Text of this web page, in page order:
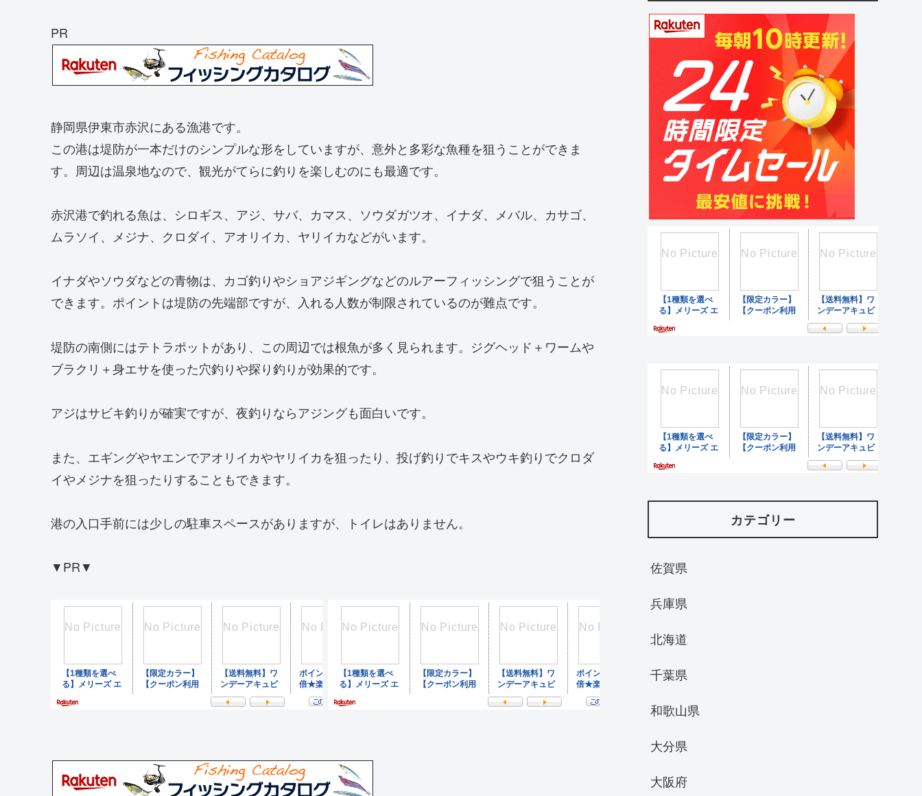
PR
静岡県伊東市赤沢にある漁港です。
この港は堤防が一本だけのシンプルな形をしていますが、意外と多彩な魚種を狙うことができま
す。周辺は温泉地なので、観光がてらに釣りを楽しむのにも最適です。
赤沢港で釣れる魚は、シロギス、アジ、サバ、カマス、ソウダガツオ、イナダ、メバル、カサゴ、
ムラソイ、メジナ、クロダイ、アオリイカ、ヤリイカなどがいます。
イナダやソウダなどの青物は、カゴ釣りやショアジギングなどのルアーフィッシングで狙うことが
できます。ポイントは堤防の先端部ですが、入れる人数が制限されているのが難点です。
堤防の南側にはテトラポットがあり、この周辺では根魚が多く見られます。ジグヘッド＋ワームや
ブラクリ＋身エサを使った穴釣りや探り釣りが効果的です。
アジはサビキ釣りが確実ですが、夜釣りならアジングも面白いです。
また、エギングやヤエンでアオリイカやヤリイカを狙ったり、投げ釣りでキスやウキ釣りでクロダ
イやメジナを狙ったりすることもできます。
港の入口手前には少しの駐車スペースがありますが、トイレはありません。
▼PR▼
カテゴリー
佐賀県
兵庫県
北海道
千葉県
和歌山県
大分県
大阪府